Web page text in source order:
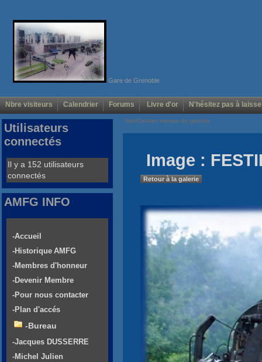
Gare de Grenoble
Nbre visiteurs Calendrier Forums Livre d'or N'hésitez pas à
Voir/Cacher menus de gauche
Image :
Retour à la galerie
Utilisateurs
connectés
Il y a 152 utilisateurs
connectés
AMFG INFO
-Accueil
-Historique AMFG
-Membres d'honneur
-Devenir Membre
-Pour nous contacter
-Plan d'accés
-Bureau
-Jacques DUSSERRE
-Michel Julien